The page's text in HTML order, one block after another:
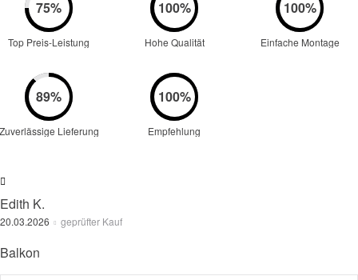
Top Preis-Leistung Hohe Qualität Einfache Montage
Lieferung Empfehlung
Edith K.
20.03.2026 geprüfter Kauf
Balkon